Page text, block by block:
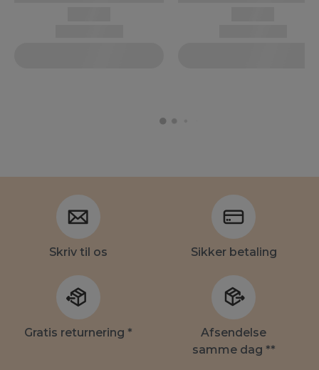
Skriv til os Sikker betaling
Gratis returnering *
Afsendelse
samme dag **